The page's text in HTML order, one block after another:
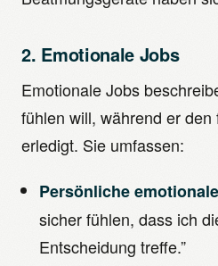
2. Emotionale Jobs
Emotionale Jobs
fühlen will, während er
erledigt. Sie umfassen:
Persönliche
sicher fühlen, dass ich
Entscheidung treffe.”